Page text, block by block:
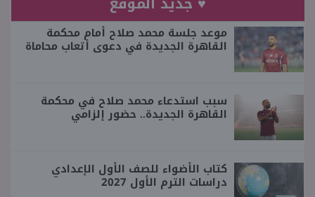
موعد جلسة محمد صلاح أمام محكمة
القاهرة الجديدة في دعوى أتعاب محاماة
سبب استدعاء محمد صلاح في محكمة
القاهرة الجديدة.. حضور إلزامي
كتاب الأضواء للصف الأول الإعدادي
دراسات الترم الأول 2027